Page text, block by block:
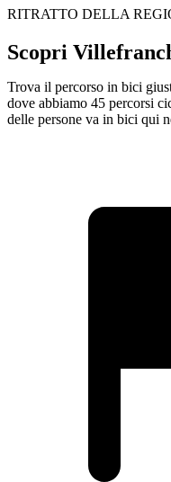
RITRATTO DELLA
Scopri
Trova il percorso in bici
dove abbiamo 45 percorsi
delle persone va in bici qui